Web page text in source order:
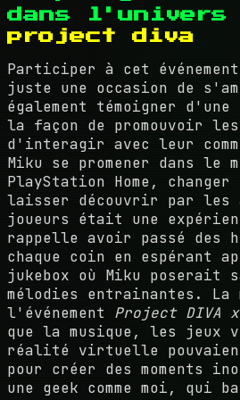
dans l'univers
project diva
Participer à cet
juste une occasion de
également témoigner d'une
la façon de promouvoir
d'interagir avec leur
Miku se promener dans le
PlayStation Home,
laisser découvrir par les
joueurs était une
rappelle avoir passé des
chaque coin en espérant
jukebox où Miku poserait
mélodies entrainantes. La
l'événement Project DIVA x
que la musique, les jeux
réalité virtuelle
pour créer des moments
une geek comme moi, qui